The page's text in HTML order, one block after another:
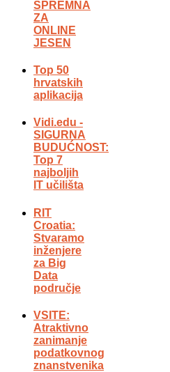
SPREMNA
ZA
ONLINE
JESEN
Top 50
hrvatskih
aplikacija
Vidi.edu -
SIGURNA
BUDUĆNOST:
Top 7
najboljih
IT učilišta
RIT
Croatia:
Stvaramo
inženjere
za Big
Data
područje
VSITE:
Atraktivno
zanimanje
podatkovnog
znanstvenika